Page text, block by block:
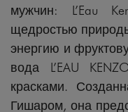
мужчин: L’Eau
щедростью
энергию и
вода L’EAU
красками.
Гишаром, она